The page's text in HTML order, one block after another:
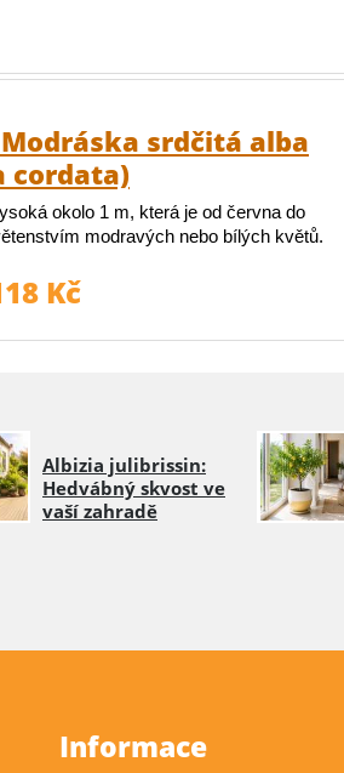
srdčitá alba
cordata)
okolo 1 m, která je od června do
modravých nebo bílých květů.
Kč
Albizia julibrissin:
Hedvábný skvost ve
vaší zahradě
Informace